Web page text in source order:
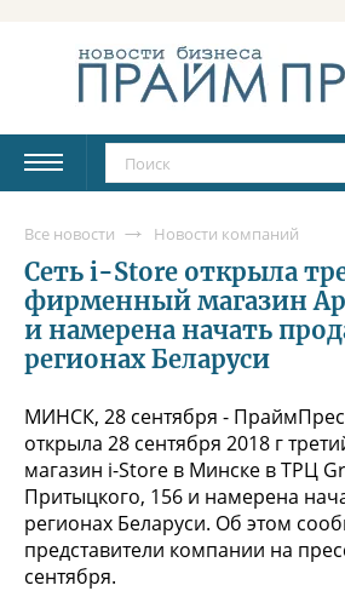
Все новости Новости компаний
Сеть i-Store открыла
фирменный магазин
и намерена начать
регионах Беларуси
МИНСК, 28 сентября -
открыла 28 сентября 2018 г
магазин i-Store в Минске в ТРЦ
Притыцкого, 156 и намерена
регионах Беларуси. Об этом
представители компании на
сентября.